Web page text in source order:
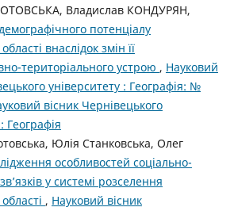
Владислав КОНДУРЯН,
потенціалу
внаслідок змін її
територіального устрою , Науковий
університету : Географія: №
вісник Чернівецького
Географія
Юлія Станковська, Олег
особливостей соціально-
у системі розселення
, Науковий вісник